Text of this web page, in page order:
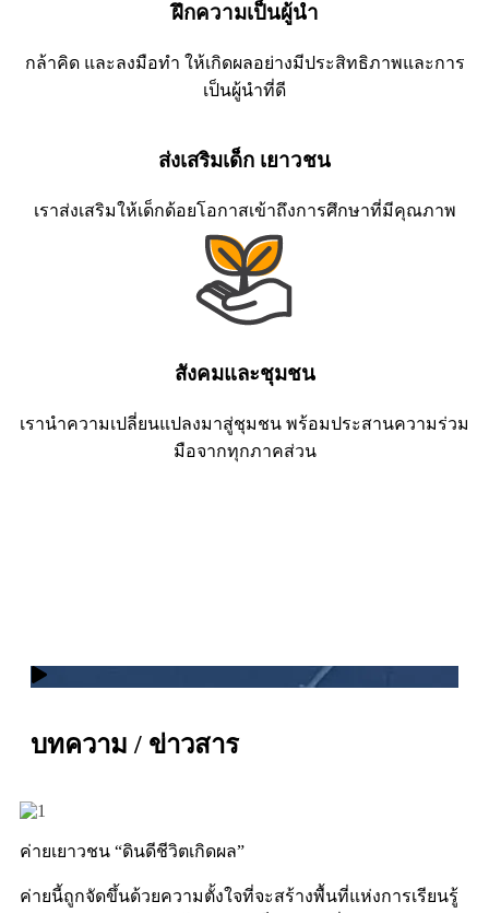
ฝึกความเป็นผู้นำ
กล้าคิด และลงมือทำ ให้เกิดผลอย่างมีประสิทธิภาพและการ
เป็นผู้นำที่ดี
ส่งเสริมเด็ก เยาวชน
เราส่งเสริมให้เด็กด้อยโอกาสเข้าถึงการศึกษาที่มีคุณภาพ
สังคมและชุมชน
เรานำความเปลี่ยนแปลงมาสู่ชุมชน พร้อมประสานความร่วม
มือจากทุกภาคส่วน
บทความ / ข่าวสาร
ค่ายเยาวชน “ดินดีชีวิตเกิดผล”
ค่ายนี้ถูกจัดขึ้นด้วยความตั้งใจที่จะสร้างพื้นที่แห่งการเรียนรู้